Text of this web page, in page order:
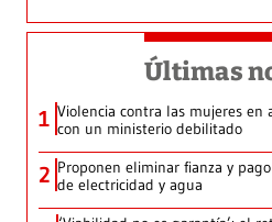
Últimas
1 Violencia contra las mujeres en
con un ministerio debilitado
2 Proponen eliminar fianza y
de electricidad y agua